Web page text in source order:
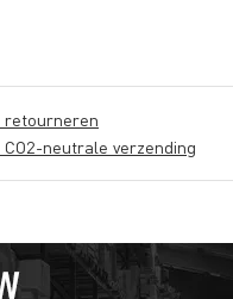
retourneren
CO2-neutrale verzending